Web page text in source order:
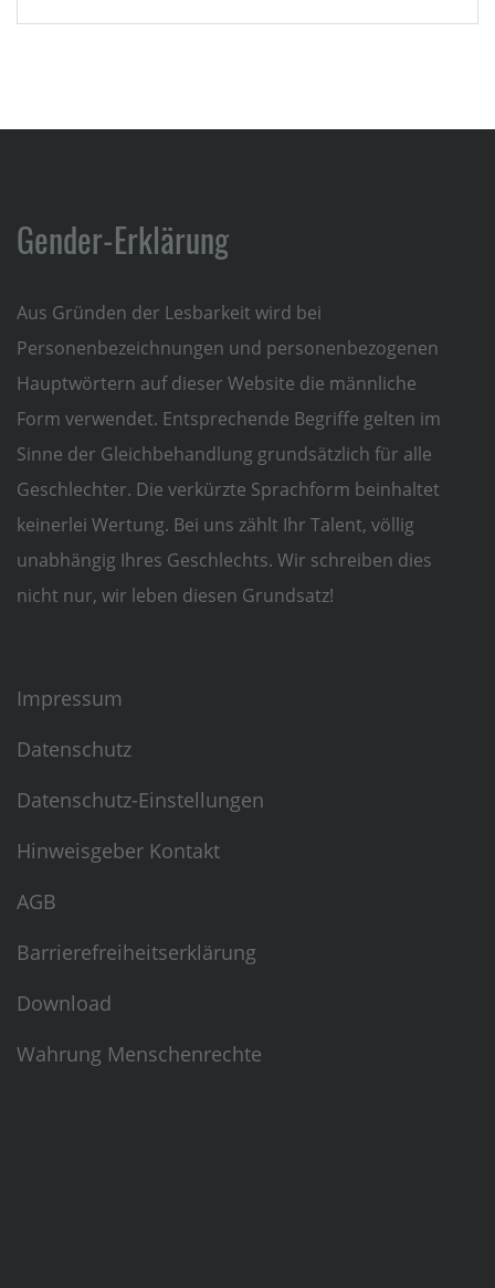
Gender-Erklärung
Aus Gründen der Lesbarkeit wird bei
Personenbezeichnungen und personenbezogenen
Hauptwörtern auf dieser Website die männliche
Form verwendet. Entsprechende Begriffe gelten im
Sinne der Gleichbehandlung grundsätzlich für alle
Geschlechter. Die verkürzte Sprachform beinhaltet
keinerlei Wertung. Bei uns zählt Ihr Talent, völlig
unabhängig Ihres Geschlechts. Wir schreiben dies
nicht nur, wir leben diesen Grundsatz!
Impressum
Datenschutz
Datenschutz-Einstellungen
Hinweisgeber Kontakt
AGB
Barrierefreiheitserklärung
Download
Wahrung Menschenrechte